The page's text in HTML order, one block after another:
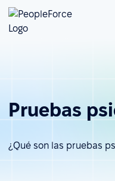
Pruebas
¿Qué son las pruebas